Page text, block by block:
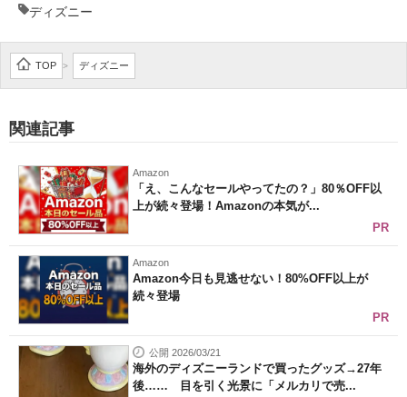
ディズニー
TOP > ディズニー
関連記事
Amazon
「え、こんなセールやってたの？」80％OFF以
上が続々登場！Amazonの本気が...
PR
Amazon
Amazon今日も見逃せない！80%OFF以上が
続々登場
PR
公開 2026/03/21
海外のディズニーランドで買ったグッズ→27年
後…… 目を引く光景に「メルカリで売...